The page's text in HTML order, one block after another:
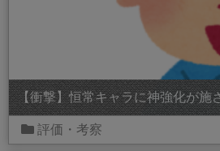
【衝撃】恒常キャラに神強化が施
評価・考察